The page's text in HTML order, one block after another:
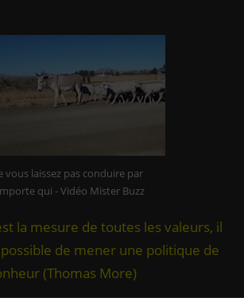
vous laissez pas conduire par
qui - Vidéo Mister Buzz
la mesure de toutes les valeurs, il
de mener une politique de
(Thomas More)